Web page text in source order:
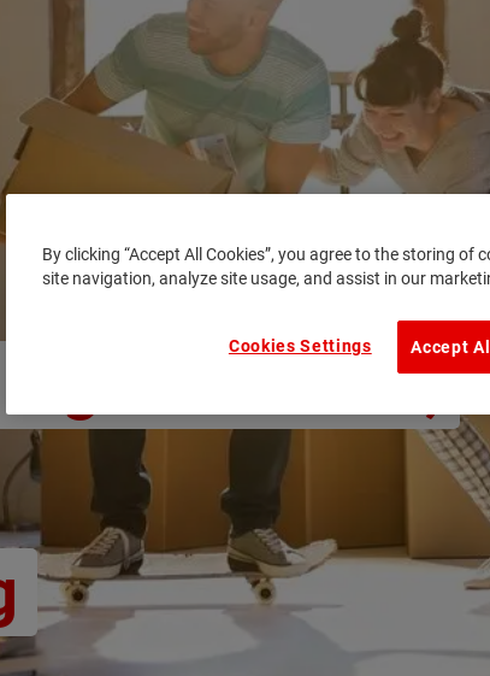
By clicking “Accept All Cookies”, you agree to the storing of
site navigation, analyze site usage, and assist in our
Accept
Cookies Settings